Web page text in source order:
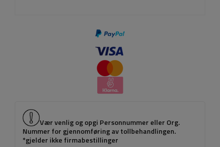
Vær venlig og opgi Personnummer eller Org.
Nummer for gjennomføring av tollbehandlingen.
*gjelder ikke firmabestillinger